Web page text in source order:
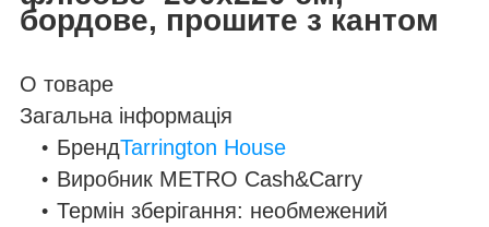
бордове, прошите з кантом
О товаре
Загальна інформація
БрендTarrington House
Виробник МЕTRO Cash&Carry
Термін зберігання: необмежений